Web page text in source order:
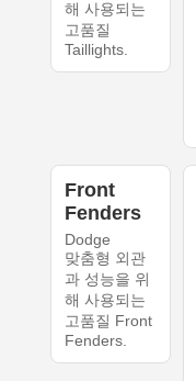
해 사용되는
고품질
Taillights.
Front
Fenders
Dodge
맞춤형 외관
과 성능을 위
해 사용되는
고품질 Front
Fenders.